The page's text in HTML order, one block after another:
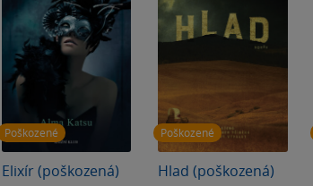
Poškozené
Elixír (poškozená)
Poškozené
Hlad (poškozená)